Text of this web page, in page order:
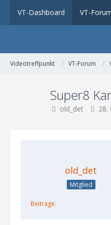
VT-Dashboard VT-
Videotreffpunkt VT-Forum
Super8
old_det 28.
old_det
Mitglied
Beiträge